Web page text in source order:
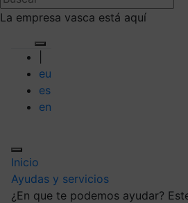
La empresa vasca está aquí
eu
es
en
Inicio
Ayudas y servicios
¿En que te podemos ayudar?